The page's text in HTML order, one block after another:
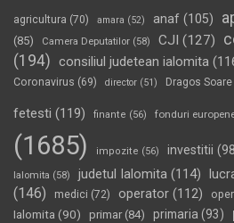
agricultura (70) amara (52) anaf (105)
(85)
Camera Deputatilor (58) CJI (127)
(194) consiliul judetean ialomita
Coronavirus (69) director (51) Dragos Soare
fetesti (119) finante (56) fonduri
(1685)
impozite (56) investitii
Ialomita (58) judetul Ialomita (114)
(146)
medici (72) operator (112)
Ialomita (90) primar(84) primaria (93)